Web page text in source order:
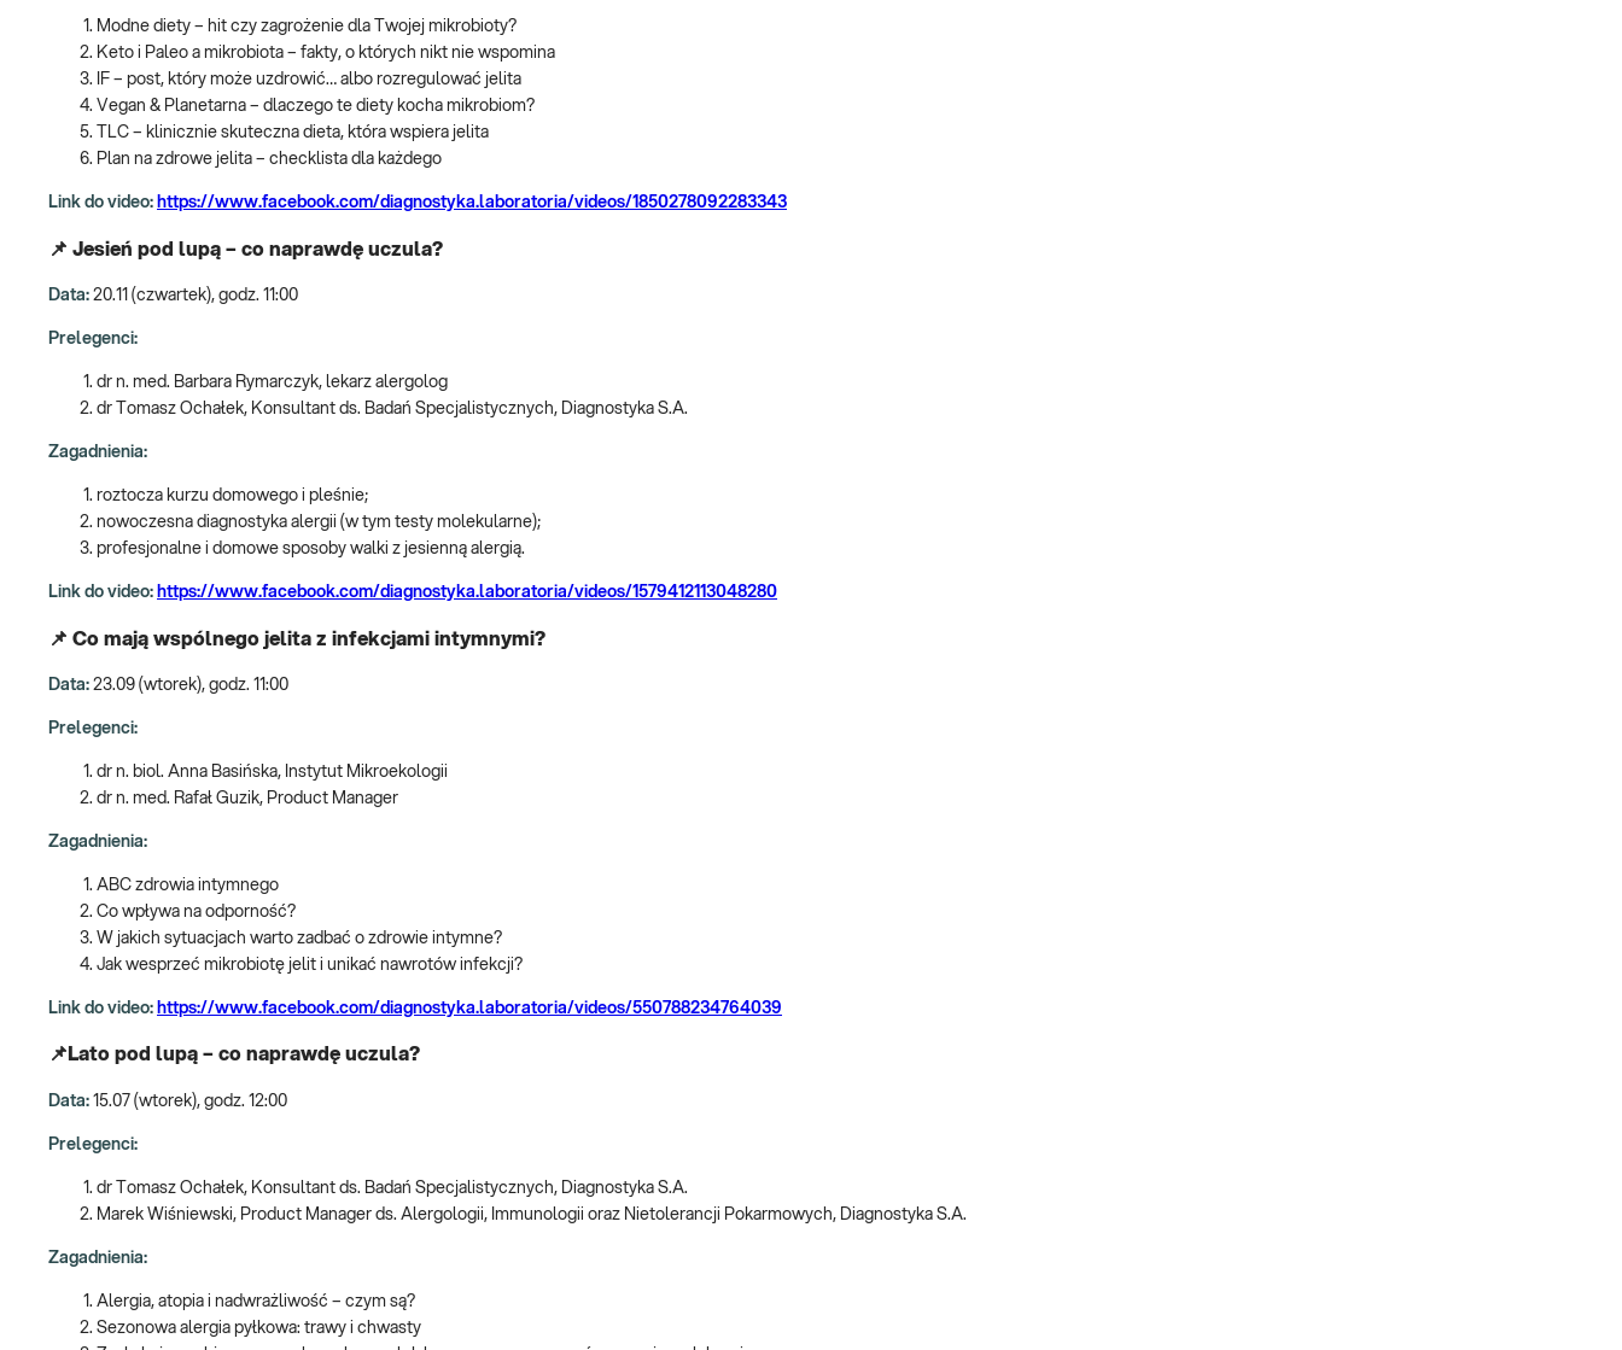
Modne diety – hit czy zagrożenie dla Twojej mikrobioty?
Keto i Paleo a mikrobiota – fakty, o których nikt nie wspomina
IF – post, który może uzdrowić… albo rozregulować jelita
Vegan & Planetarna – dlaczego te diety kocha mikrobiom?
TLC – klinicznie skuteczna dieta, która wspiera jelita
Plan na zdrowe jelita – checklista dla każdego
Link do video: https://www.facebook.com/diagnostyka.laboratoria/videos/1850278092283343
📌 Jesień pod lupą – co naprawdę uczula?
Data: 20.11 (czwartek), godz. 11:00
Prelegenci:
dr n. med. Barbara Rymarczyk, lekarz alergolog
dr Tomasz Ochałek, Konsultant ds. Badań Specjalistycznych, Diagnostyka S.A.
Zagadnienia:
roztocza kurzu domowego i pleśnie;
nowoczesna diagnostyka alergii (w tym testy molekularne);
profesjonalne i domowe sposoby walki z jesienną alergią.
Link do video: https://www.facebook.com/diagnostyka.laboratoria/videos/1579412113048280
📌 Co mają wspólnego jelita z infekcjami intymnymi?
Data: 23.09 (wtorek), godz. 11:00
Prelegenci:
dr n. biol. Anna Basińska, Instytut Mikroekologii
dr n. med. Rafał Guzik, Product Manager
Zagadnienia:
ABC zdrowia intymnego
Co wpływa na odporność?
W jakich sytuacjach warto zadbać o zdrowie intymne?
Jak wesprzeć mikrobiotę jelit i unikać nawrotów infekcji?
Link do video: https://www.facebook.com/diagnostyka.laboratoria/videos/550788234764039
📌Lato pod lupą – co naprawdę uczula?
Data: 15.07 (wtorek), godz. 12:00
Prelegenci:
dr Tomasz Ochałek, Konsultant ds. Badań Specjalistycznych, Diagnostyka S.A.
Marek Wiśniewski, Product Manager ds. Alergologii, Immunologii oraz Nietolerancji Pokarmowych, Diagnostyka S.A.
Zagadnienia:
Alergia, atopia i nadwrażliwość – czym są?
Sezonowa alergia pyłkowa: trawy i chwasty